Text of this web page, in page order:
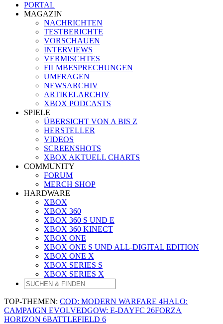
PORTAL
MAGAZIN
NACHRICHTEN
TESTBERICHTE
VORSCHAUEN
INTERVIEWS
VERMISCHTES
FILMBESPRECHUNGEN
UMFRAGEN
NEWSARCHIV
ARTIKELARCHIV
XBOX PODCASTS
SPIELE
ÜBERSICHT VON A BIS Z
HERSTELLER
VIDEOS
SCREENSHOTS
XBOX AKTUELL CHARTS
COMMUNITY
FORUM
MERCH SHOP
HARDWARE
XBOX
XBOX 360
XBOX 360 S UND E
XBOX 360 KINECT
XBOX ONE
XBOX ONE S UND ALL-DIGITAL EDITION
XBOX ONE X
XBOX SERIES S
XBOX SERIES X
TOP-THEMEN: COD: MODERN WARFARE 4HALO:
CAMPAIGN EVOLVEDGOW: E-DAYFC 26FORZA
HORIZON 6BATTLEFIELD 6